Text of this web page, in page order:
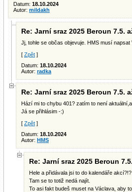
Datum: 18.10.2024
Autor: mildakh
Re: Jarní sraz 2025 Beroun 7.5.
Jj, tohle se občas objevuje. HMS musí napsat
[ Zpět ]
Datum: 18.10.2024
Autor: radka
Re: Jarní sraz 2025 Beroun 7.5.
Hází mi to chybu 401? zatím to není
Já se přihlásim -:)
[ Zpět ]
Datum: 18.10.2024
Autor: HMS
Re: Jarní sraz 2025 Beroun
Hele a přidávala jsi to do kalendáře akcí?!?
Tam se to totiž nedá najít.
To asi fakt budeš muset na Václava, aby